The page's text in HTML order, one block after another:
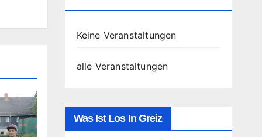
Keine Veranstaltungen
alle Veranstaltungen
Was Ist Los In Greiz